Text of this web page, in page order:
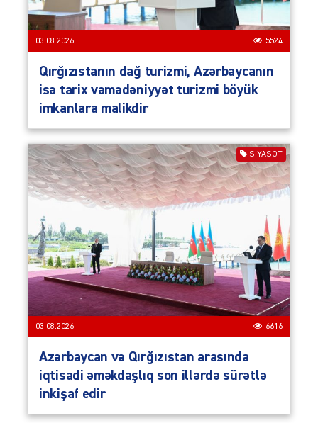
03.08.2026 5524
Qırğızıstanın dağ turizmi, Azərbaycanın
isə tarix vəmədəniyyət turizmi böyük
imkanlara malikdir
SIYASƏT
03.08.2026 6616
Azərbaycan və Qırğızıstan arasında
iqtisadi əməkdaşlıq son illərdə sürətlə
inkişaf edir